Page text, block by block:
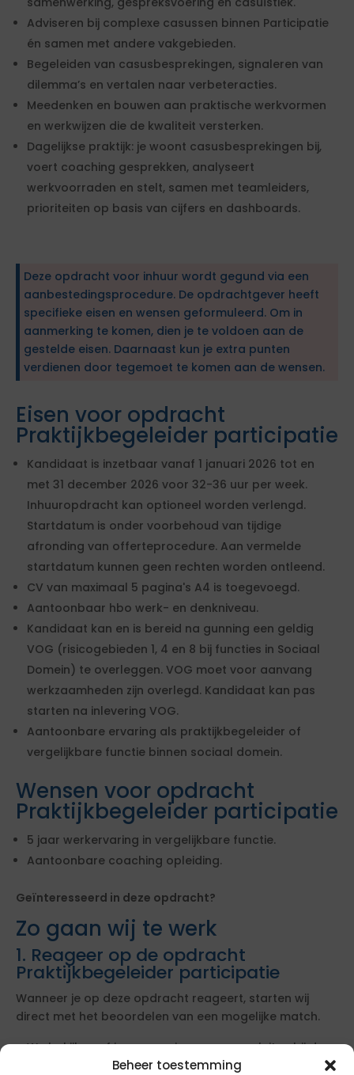
Beheer toestemming
Adviseren bij complexe casussen binnen Participatie
én samen met andere vakgebieden.
Begeleiden van casusbesprekingen, signaleren van
dilemma’s en vertalen naar verbeteracties.
Meedenken en bouwen aan praktische werkvormen
en werkwijzen die de kwaliteit versterken.
Dagelijkse praktijk: je woont casusbesprekingen bij,
voert coaching gesprekken, analyseert
werkvoorraden en stelt, samen met teamleiders,
prioriteiten op basis van cijfers en dashboards.
Deze opdracht voor inhuur wordt gegund via een
aanbestedingsprocedure. De opdrachtgever heeft
specifieke eisen en wensen geformuleerd. Om in
aanmerking te komen, dien je te voldoen aan de
gestelde eisen. Daarnaast kun je extra punten
verdienen door tegemoet te komen aan de wensen.
Eisen voor opdracht
Praktijkbegeleider participatie
Kandidaat is inzetbaar vanaf 1 januari 2026 tot en
met 31 december 2026 voor 32-36 uur per week.
Inhuuropdracht kan optioneel worden verlengd.
Startdatum is onder voorbehoud van tijdige
afronding van offerteprocedure. Aan vermelde
startdatum kunnen geen rechten worden ontleend.
CV van maximaal 5 pagina's A4 is toegevoegd.
Aantoonbaar hbo werk- en denkniveau.
Kandidaat kan en is bereid na gunning een geldig
VOG (risicogebieden 1, 4 en 8 bij functies in Sociaal
Domein) te overleggen. VOG moet voor aanvang
werkzaamheden zijn overlegd. Kandidaat kan pas
starten na inlevering VOG.
Aantoonbare ervaring als praktijkbegeleider of
vergelijkbare functie binnen sociaal domein.
Wensen voor opdracht
Praktijkbegeleider participatie
5 jaar werkervaring in vergelijkbare functie.
Aantoonbare coaching opleiding.
Geïnteresseerd in deze opdracht?
Zo gaan wij te werk
1. Reageer op de opdracht
Praktijkbegeleider participatie
Wanneer je op deze opdracht reageert, starten wij
direct met het beoordelen van een mogelijke match.
We bekijken of jouw ervaring en cv aansluiten bij de